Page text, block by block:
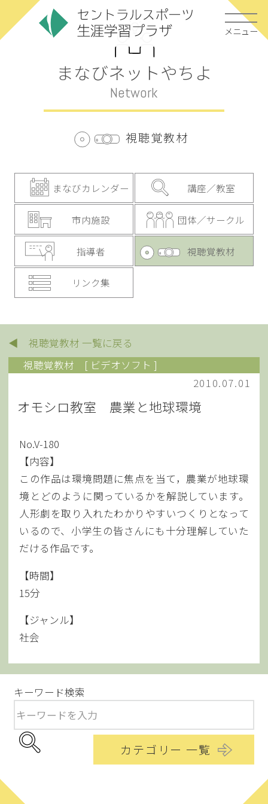
メニュー
まなびネットやちよ
Network
視聴覚教材
まなびカレンダー 講座／教室
市内施設 団体／サークル
指導者 視聴覚教材
リンク集
◀ 視聴覚教材 一覧に戻る
視聴覚教材
[ ビデオソフト ]
2010.07.01
オモシロ教室 農業と地球環境
No.V-180
【内容】
この作品は環境問題に焦点を当て，農業が地球環
境とどのように関っているかを解説しています。
人形劇を取り入れたわかりやすいつくりとなって
いるので、小学生の皆さんにも十分理解していた
だける作品です。
【時間】
15分
【ジャンル】
社会
キーワード検索
カテゴリー 一覧